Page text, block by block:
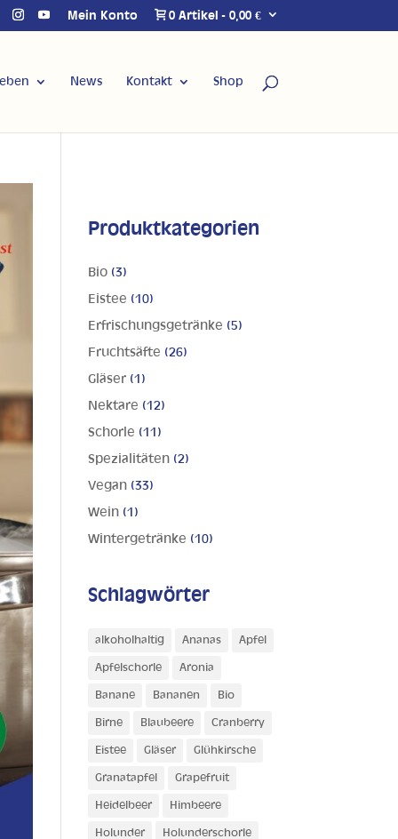
Mein Konto 0 Artikel 0,00 €
News Kontakt Shop
Produktkategorien
Bio (3)
Eistee (10)
Erfrischungsgetränke (5)
Fruchtsäfte (26)
Gläser (1)
Nektare (12)
Schorle (11)
Spezialitäten (2)
Vegan (33)
Wein (1)
Wintergetränke (10)
Schlagwörter
alkoholhaltig Ananas Apfel
Apfelschorle Aronia
Banane Bananen Bio
Birne Blaubeere Cranberry
Eistee Gläser Glühkirsche
Granatapfel Grapefruit
Heidelbeer Himbeere
Holunder Holunderschorle